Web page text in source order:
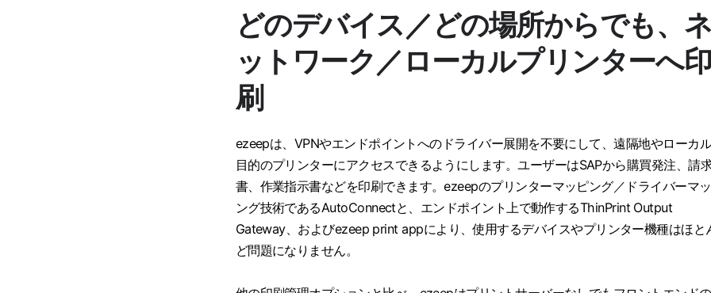
どのデバイス／どの場所からでも、
ットワーク／ローカルプリンターへ印
刷
ezeepは、VPNやエンドポイントへのドライバー展開を不要にして、遠隔地やローカ
目的のプリンターにアクセスできるようにします。ユーザーはSAPから購買発注、請
書、作業指示書などを印刷できます。ezeepのプリンターマッピング／ドライバーマ
ング技術であるAutoConnectと、エンドポイント上で動作するThinPrint Output
Gateway、およびezeep print appにより、使用するデバイスやプリンター機種はほと
ど問題になりません。